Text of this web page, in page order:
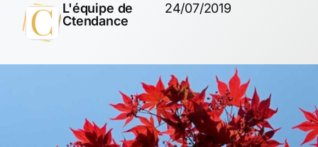
L'équipe de
Ctendance
24/07/2019